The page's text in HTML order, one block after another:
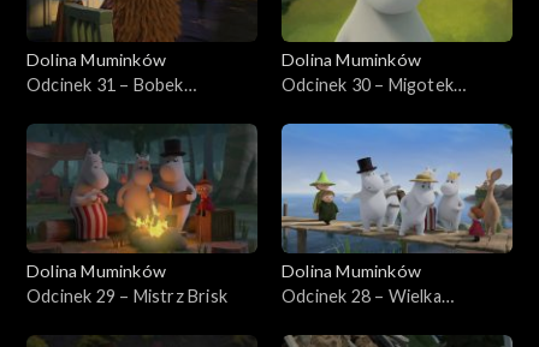
Dolina Muminków
Odcinek 31 – Bobek
Dolina Muminków
Odcinek 30 – Migotek
Dolina Muminków
Odcinek 29 – Mistrz Brisk
Dolina Muminków
Odcinek 28 – Wielka